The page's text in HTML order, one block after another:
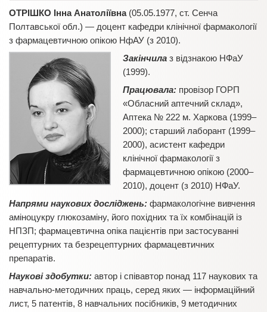
ОТРІШКО Інна Анатоліївна(05.05.1977, ст. Сенча
Полтавської обл.) — доцент кафедри клінічної фармакології
з фармацевтичною опікою НфАУ (з 2010).
Закінчила з відзнакою НФаУ
(1999).
Працювала: провізор ГОРП
«Обласний аптечний склад»,
Аптека № 222 м. Харкова (1999–
2000); старший лаборант (1999–
2000), асистент кафедри
клінічної фармакології з
фармацевтичною опікою (2000–
2010), доцент (з 2010) НФаУ.
Напрями наукових досліджень: фармакологічне вивчення
аміноцукру глюкозаміну, його похідних та їх комбінацій із
НПЗП; фармацевтична опіка пацієнтів при застосуванні
рецептурних та безрецептурних фармацевтичних
препаратів.
Наукові здобутки: автор і співавтор понад 117 наукових та
навчально-методичних праць, серед яких — інформаційний
лист, 5 патентів, 8 навчальних посібників, 9 методичних